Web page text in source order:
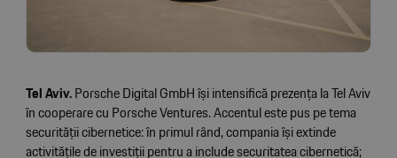
Tel Aviv.Porsche Digital GmbH își intensifică prezența la Tel Aviv
în cooperare cu Porsche Ventures. Accentul este pus pe tema
securității cibernetice: în primul rând, compania își extinde
activitățile de investiții pentru a include securitatea cibernetică;